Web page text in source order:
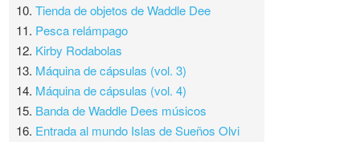
10.Tienda de objetos de Waddle Dee
11. Pesca relámpago
12. Kirby Rodabolas
13. Máquina de cápsulas (vol. 3)
14. Máquina de cápsulas (vol. 4)
15. Banda de Waddle Dees músicos
16. Entrada al mundo Islas de Sueños Olvi